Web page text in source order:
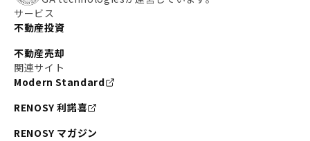
サービス
不動産投資
不動産売却
関連サイト
Modern Standard
RENOSY 利諾喜
RENOSY マガジン